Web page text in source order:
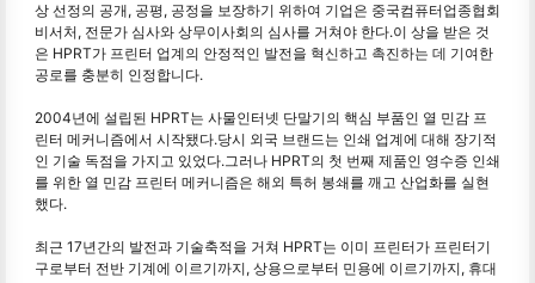
상 선정의 공개, 공평, 공정을 보장하기 위하여 기업은 중국컴퓨터업종협회
비서처, 전문가 심사와 상무이사회의 심사를 거쳐야 한다.이 상을 받은 것
은 HPRT가 프린터 업계의 안정적인 발전을 혁신하고 촉진하는 데 기여한
공로를 충분히 인정합니다.
2004년에 설립된 HPRT는 사물인터넷 단말기의 핵심 부품인 열 민감 프
린터 메커니즘에서 시작됐다.당시 외국 브랜드는 인쇄 업계에 대해 장기적
인 기술 독점을 가지고 있었다.그러나 HPRT의 첫 번째 제품인 영수증 인쇄
를 위한 열 민감 프린터 메커니즘은 해외 특허 봉쇄를 깨고 산업화를 실현
했다.
최근 17년간의 발전과 기술축적을 거쳐 HPRT는 이미 프린터가 프린터기
구로부터 전반 기계에 이르기까지, 상용으로부터 민용에 이르기까지, 휴대